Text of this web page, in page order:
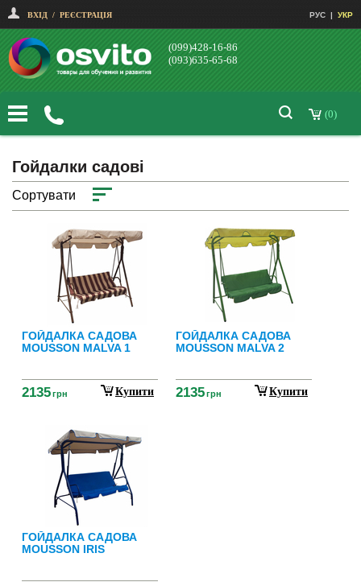
ВХІД / РЕЄСТРАЦІЯ РУС | УКР
(099)428-16-86
(093)635-65-68
(0)
Гойдалки садові
Сортувати
ГОЙДАЛКА САДОВА
MOUSSON MALVA 1
2135грн Купити
ГОЙДАЛКА САДОВА
MOUSSON MALVA 2
2135грн Купити
ГОЙДАЛКА САДОВА
MOUSSON IRIS